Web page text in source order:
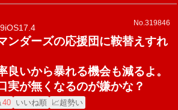
iOS17.4
No.319846
ンダーズの応援団に鞍替えすれ
良いから暴れる機会も減るよ。
実が無くなるのが嫌かな？
40 いいね順 📈超勢い